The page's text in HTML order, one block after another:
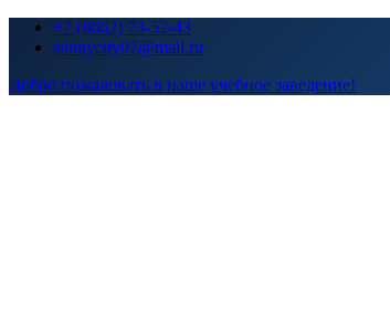
Перейти+7 (8662) 73-52-43
sunnycity07@mail.ru
Добро пожаловать в наше учебное заведение!